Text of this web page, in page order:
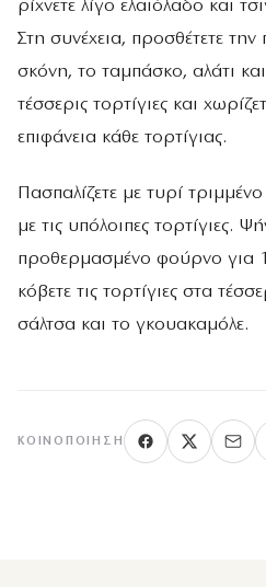
ρίχνετε λίγο ελαιόλαδο και
Στη συνέχεια, προσθέτετε
σκόνη, το ταμπάσκο, αλάτι
τέσσερις τορτίγιες και
επιφάνεια κάθε τορτίγιας.
Πασπαλίζετε με τυρί
με τις υπόλοιπες τορτίγιες.
προθερμασμένο φούρνο για
κόβετε τις τορτίγιες στα
σάλτσα και το γκουακαμόλε.
ΚΟΙΝΟΠΟΊΗΣΗ